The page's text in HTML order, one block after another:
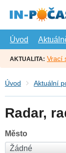
hlavní
Úvod
AKTUALITA: Vrací
Úvod Aktuální
Radar,
Město